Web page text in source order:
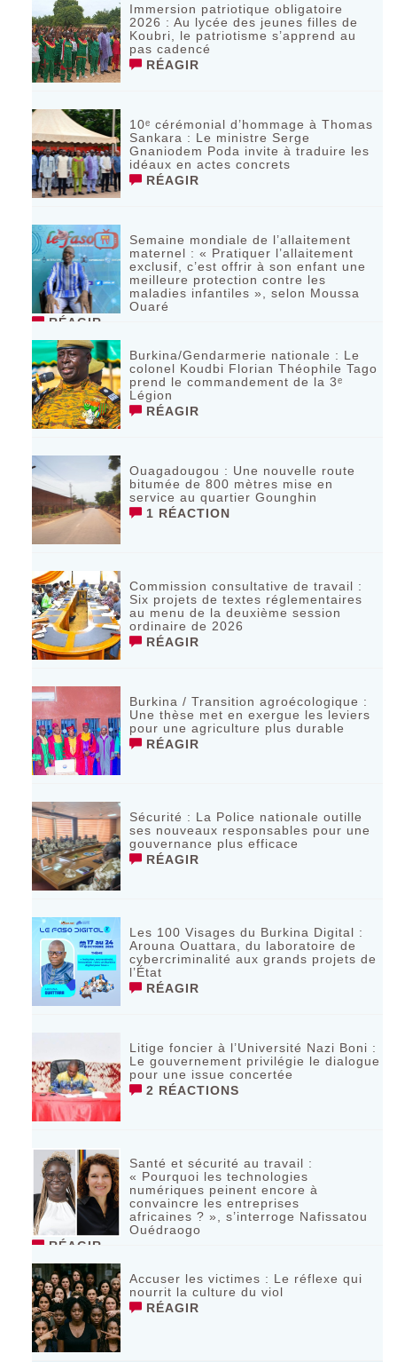
Immersion patriotique obligatoire
2026 : Au lycée des jeunes filles de
Koubri, le patriotisme s’apprend au
pas cadencé
RÉAGIR
10ᵉ cérémonial d’hommage à Thomas
Sankara : Le ministre Serge
Gnaniodem Poda invite à traduire les
idéaux en actes concrets
RÉAGIR
Semaine mondiale de l’allaitement
maternel : « Pratiquer l’allaitement
exclusif, c’est offrir à son enfant une
meilleure protection contre les
maladies infantiles », selon Moussa
Ouaré
RÉAGIR
Burkina/Gendarmerie nationale : Le
colonel Koudbi Florian Théophile Tago
prend le commandement de la 3ᵉ
Légion
RÉAGIR
Ouagadougou : Une nouvelle route
bitumée de 800 mètres mise en
service au quartier Gounghin
1 RÉACTION
Commission consultative de travail :
Six projets de textes réglementaires
au menu de la deuxième session
ordinaire de 2026
RÉAGIR
Burkina / Transition agroécologique :
Une thèse met en exergue les leviers
pour une agriculture plus durable
RÉAGIR
Sécurité : La Police nationale outille
ses nouveaux responsables pour une
gouvernance plus efficace
RÉAGIR
Les 100 Visages du Burkina Digital :
Arouna Ouattara, du laboratoire de
cybercriminalité aux grands projets de
l’État
RÉAGIR
Litige foncier à l’Université Nazi Boni :
Le gouvernement privilégie le dialogue
pour une issue concertée
2 RÉACTIONS
Santé et sécurité au travail :
« Pourquoi les technologies
numériques peinent encore à
convaincre les entreprises
africaines ? », s’interroge Nafissatou
Ouédraogo
RÉAGIR
Accuser les victimes : Le réflexe qui
nourrit la culture du viol
RÉAGIR